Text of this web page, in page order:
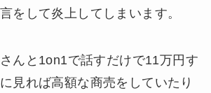
をして炎上してしまいます。
んと1on1で話すだけで11万円す
見れば高額な商売をしていたり